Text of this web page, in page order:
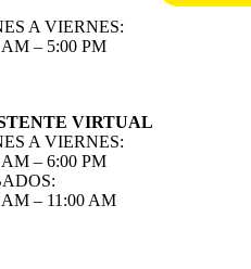
A VIERNES:
AM – 5:00 PM
VIRTUAL
A VIERNES:
AM – 6:00 PM
AM – 11:00 AM